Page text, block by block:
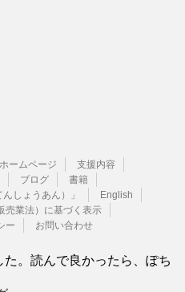
ームページ
支援内容
ブログ
書籍
しょうあん）」
English
売業法）に基づく表示
ー
お問い合わせ
。読んで良かったら、ぽち